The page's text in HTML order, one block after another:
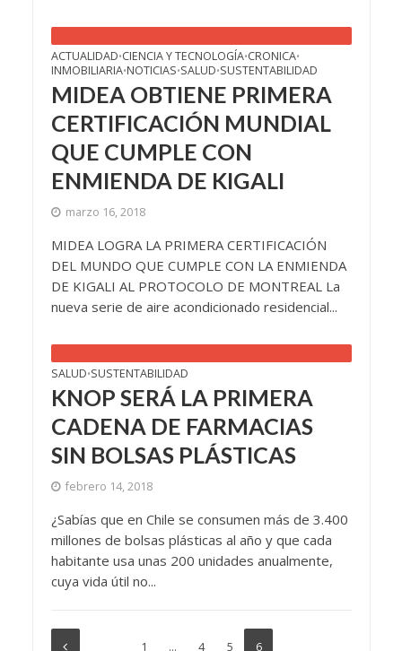
ACTUALIDAD•CIENCIA Y TECNOLOGÍA•CRONICA•
INMOBILIARIA•NOTICIAS•SALUD•SUSTENTABILIDAD
MIDEA OBTIENE PRIMERA
CERTIFICACIÓN MUNDIAL
QUE CUMPLE CON
ENMIENDA DE KIGALI
marzo 16, 2018
MIDEA LOGRA LA PRIMERA CERTIFICACIÓN
DEL MUNDO QUE CUMPLE CON LA ENMIENDA
DE KIGALI AL PROTOCOLO DE MONTREAL La
nueva serie de aire acondicionado residencial...
SALUD•SUSTENTABILIDAD
KNOP SERÁ LA PRIMERA
CADENA DE FARMACIAS
SIN BOLSAS PLÁSTICAS
febrero 14, 2018
¿Sabías que en Chile se consumen más de 3.400
millones de bolsas plásticas al año y que cada
habitante usa unas 200 unidades anualmente,
cuya vida útil no...
1 … 4 5 6